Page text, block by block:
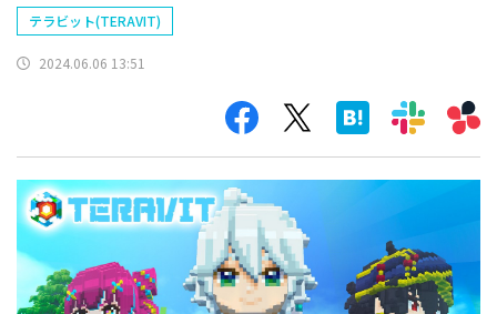
テラビット(TERAVIT)
2024.06.06 13:51